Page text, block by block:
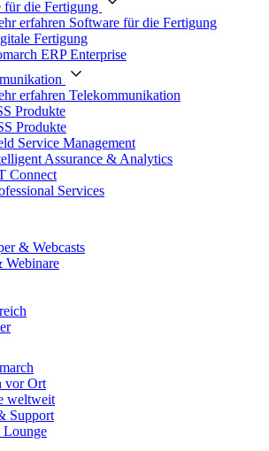
für die Fertigung
erfahren Software für die Fertigung
Fertigung
ERP Enterprise
erfahren Telekommunikation
Produkte
Produkte
Service Management
Assurance & Analytics
Connect
Services
& Webcasts
Webinare
vor Ort
weltweit
Support
Lounge